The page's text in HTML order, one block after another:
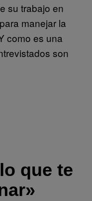
su trabajo en
manejar la
como es una
son
que te